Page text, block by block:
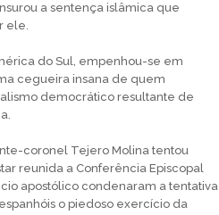
a sentença islâmica que
ele.
do Sul, empenhou-se em
cegueira insana de quem
democrático resultante de
coronel Tejero Molina tentou
reunida a Conferência Episcopal
apostólico condenaram a tentativa
o piedoso exercício da